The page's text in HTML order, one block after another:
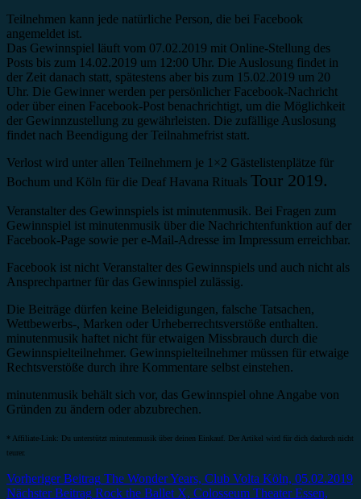
Teilnehmen kann jede natürliche Person, die bei Facebook
angemeldet ist.
Das Gewinnspiel läuft vom 07.02.2019 mit Online-Stellung des
Posts bis zum 14.02.2019 um 12:00 Uhr. Die Auslosung findet in
der Zeit danach statt, spätestens aber bis zum 15.02.2019 um 20
Uhr. Die Gewinner werden per persönlicher Facebook-Nachricht
oder über einen Facebook-Post benachrichtigt, um die Möglichkeit
der Gewinnzustellung zu gewährleisten. Die zufällige Auslosung
findet nach Beendigung der Teilnahmefrist statt.
Verlost wird unter allen Teilnehmern je 1×2 Gästelistenplätze für
Bochum und Köln für die Deaf Havana Rituals Tour 2019.
Veranstalter des Gewinnspiels ist minutenmusik. Bei Fragen zum
Gewinnspiel ist minutenmusik über die Nachrichtenfunktion auf der
Facebook-Page sowie per e-Mail-Adresse im Impressum erreichbar.
Facebook ist nicht Veranstalter des Gewinnspiels und auch nicht als
Ansprechpartner für das Gewinnspiel zulässig.
Die Beiträge dürfen keine Beleidigungen, falsche Tatsachen,
Wettbewerbs-, Marken oder Urheberrechtsverstöße enthalten.
minutenmusik haftet nicht für etwaigen Missbrauch durch die
Gewinnspielteilnehmer. Gewinnspielteilnehmer müssen für etwaige
Rechtsverstöße durch ihre Kommentare selbst einstehen.
minutenmusik behält sich vor, das Gewinnspiel ohne Angabe von
Gründen zu ändern oder abzubrechen.
* Affiliate-Link: Du unterstützt minutenmusik über deinen Einkauf. Der Artikel wird für dich dadurch nicht
teurer.
Beitragsnavigation
Vorheriger Beitrag The Wonder Years, Club Volta Köln, 05.02.2019
Nächster Beitrag Rock the Ballet X, Colosseum Theater Essen,